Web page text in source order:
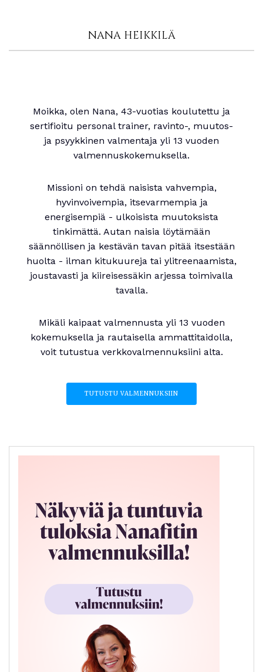
NANA HEIKKILÄ
Moikka, olen Nana, 43-vuotias koulutettu ja
sertifioitu personal trainer, ravinto-, muutos-
ja psyykkinen valmentaja yli 13 vuoden
valmennuskokemuksella.
Missioni on tehdä naisista vahvempia,
hyvinvoivempia, itsevarmempia ja
energisempiä - ulkoisista muutoksista
tinkimättä. Autan naisia löytämään
säännöllisen ja kestävän tavan pitää itsestään
huolta - ilman kitukuureja tai ylitreenaamista,
joustavasti ja kiireisessäkin arjessa toimivalla
tavalla.
Mikäli kaipaat valmennusta yli 13 vuoden
kokemuksella ja rautaisella ammattitaidolla,
voit tutustua verkkovalmennuksiini alta.
TUTUSTU VALMENNUKSIIN